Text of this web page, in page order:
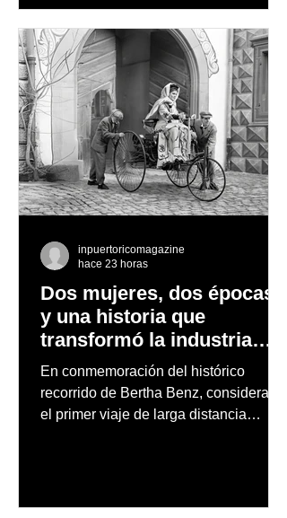
nevados en las montañas
Dos mujeres, dos épocas
y una historia que
transformó la industria
automotriz
En conmemoración del histórico
recorrido de Bertha Benz, considerado
el primer viaje de larga distancia
inpuertoricomagazine
hace 23 horas